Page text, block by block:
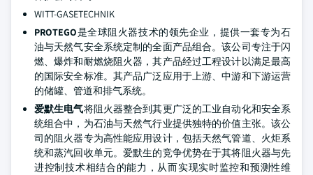
WITT-GASETECHNIK
PROTEGO是全球阻火器技术的领先企业，提供一套专为石
油与天然气安全系统定制的全面产品组合。该公司专注于闪
燃、爆炸和耐燃烧阻火器，其产品经过工程设计以满足最高
的国际安全标准。其产品广泛应用于上游、中游和下游运营
的储罐、管道和排气系统。
爱默生电气将阻火器整合到其更广泛的工业自动化和安全系
统组合中，为石油与天然气行业提供独特的价值主张。该公
司的阻火器专为高性能应用设计，包括天然气管道、火炬系
统和蒸汽回收单元。爱默生的竞争优势在于其将阻火器与先
进控制技术相结合的能力，从而实现实时监控和预测性维